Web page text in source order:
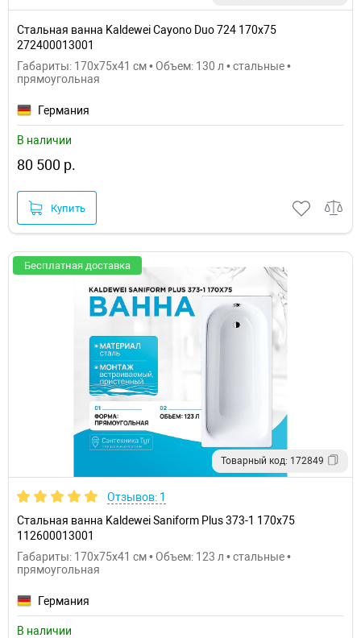
Стальная ванна Kaldewei Cayono Duo 724 170x75
272400013001
Габариты: 170x75x41 см • Объем: 130 л • стальные •
прямоугольная
Германия
В наличии
80 500 р.
Купить
Бесплатная доставка
Товарный код: 172849
Отзывов: 1
Стальная ванна Kaldewei Saniform Plus 373-1 170x75
112600013001
Габариты: 170x75x41 см • Объем: 123 л • стальные •
прямоугольная
Германия
В наличии